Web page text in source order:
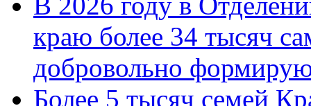
краю более 34 тысяч
добровольно
Более 5 тысяч семей